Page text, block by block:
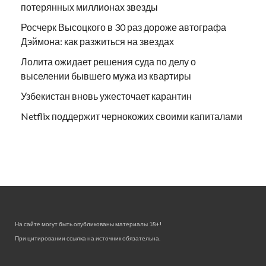
потерянных миллионах звезды
Росчерк Высоцкого в 30 раз дороже автографа
Дэймона: как разжиться на звездах
Лолита ожидает решения суда по делу о
выселении бывшего мужа из квартиры
Узбекистан вновь ужесточает карантин
Netflix поддержит чернокожих своими капиталами
На сайте могут быть опубликованы материалы 18+!
При цитировании ссылка на источник обязательна.